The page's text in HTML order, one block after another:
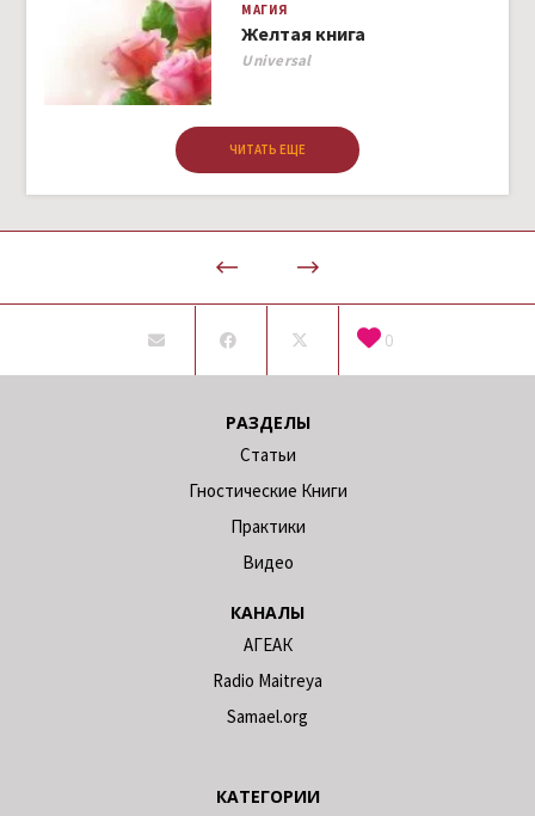
МАГИЯ
Желтая книга
Author
Universal
ЧИТАТЬ ЕЩЕ
0
РАЗДЕЛЫ
Статьи
Гностические Книги
Практики
Видео
КАНАЛЫ
АГЕАК
Radio Maitreya
Samael.org
КАТЕГОРИИ